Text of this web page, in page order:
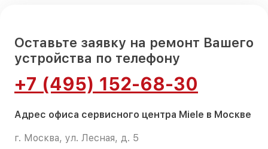
Оставьте заявку на ремонт Вашего
устройства по телефону
+7 (495) 152-68-30
Адрес офиса сервисного центра Miele в Москве
г. Москва, ул. Лесная, д. 5